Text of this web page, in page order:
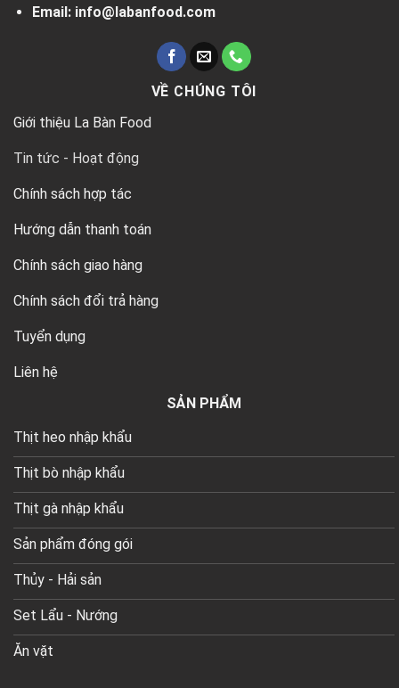
Email: info@labanfood.com
VỀ CHÚNG TÔI
Giới thiệu La Bàn Food
Tin tức - Hoạt động
Chính sách hợp tác
Hướng dẫn thanh toán
Chính sách giao hàng
Chính sách đổi trả hàng
Tuyển dụng
Liên hệ
SẢN PHẨM
Thịt heo nhập khẩu
Thịt bò nhập khẩu
Thịt gà nhập khẩu
Sản phẩm đóng gói
Thủy - Hải sản
Set Lẩu - Nướng
Ăn vặt